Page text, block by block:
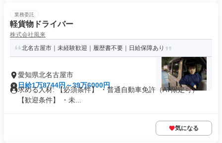
業務委託
軽貨物ドライバー
株式会社風来
北名古屋市｜未経験歓迎｜履歴書不要｜日給保障あり
愛知県北名古屋市
日給1万8744円～39万6000円
求める人材: 【必須条件】 ・普通自動車免許（AT限定可）
【歓迎条件】 ・未...
気になる